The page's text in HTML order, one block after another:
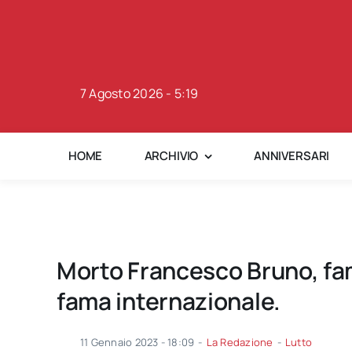
7 Agosto 2026 - 5:19
HOME ARCHIVIO ANNIVERSARI
Morto Francesco Bruno,
fama internazionale.
11 Gennaio 2023 - 18:09 - La Redazione - Lutto